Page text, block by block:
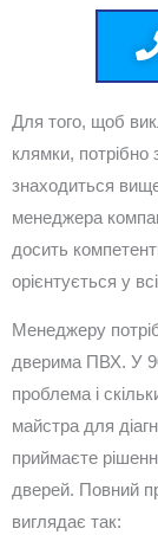
Для того, щоб
клямки,
знаходиться
менеджера
досить
орієнтується у
Менеджеру
дверима ПВХ. У
проблема і
майстра для
приймаєте
дверей. Повний
виглядає так: